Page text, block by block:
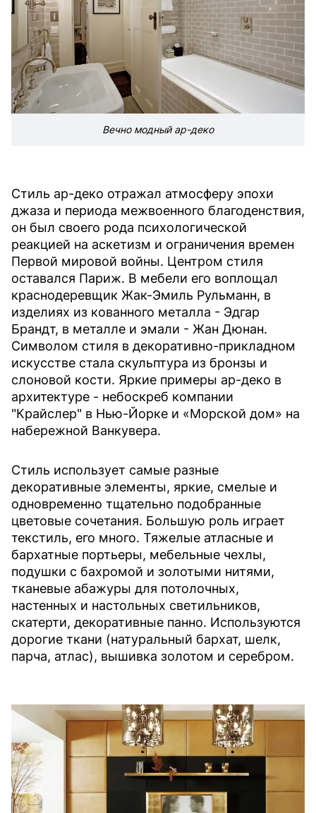
Вечно модный ар-деко
Стиль ар-деко отражал атмосферу эпохи
джаза и периода межвоенного благоденствия,
он был своего рода психологической
реакцией на аскетизм и ограничения времен
Первой мировой войны. Центром стиля
оставался Париж. В мебели его воплощал
краснодеревщик Жак-Эмиль Рульманн, в
изделиях из кованного металла - Эдгар
Брандт, в металле и эмали - Жан Дюнан.
Символом стиля в декоративно-прикладном
искусстве стала скульптура из бронзы и
слоновой кости. Яркие примеры ар-деко в
архитектуре - небоскреб компании
"Крайслер" в Нью-Йорке и «Морской дом» на
набережной Ванкувера.
Стиль использует самые разные
декоративные элементы, яркие, смелые и
одновременно тщательно подобранные
цветовые сочетания. Большую роль играет
текстиль, его много. Тяжелые атласные и
бархатные портьеры, мебельные чехлы,
подушки с бахромой и золотыми нитями,
тканевые абажуры для потолочных,
настенных и настольных светильников,
скатерти, декоративные панно. Используются
дорогие ткани (натуральный бархат, шелк,
парча, атлас), вышивка золотом и серебром.